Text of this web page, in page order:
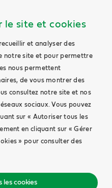
le site et cookies
et analyser des
notre site et pour permettre
nous permettent
de vous montrer des
consultez notre site et nos
sociaux. Vous pouvez
sur « Autoriser tous les
en cliquant sur « Gérer
» pour consulter des
les cookies